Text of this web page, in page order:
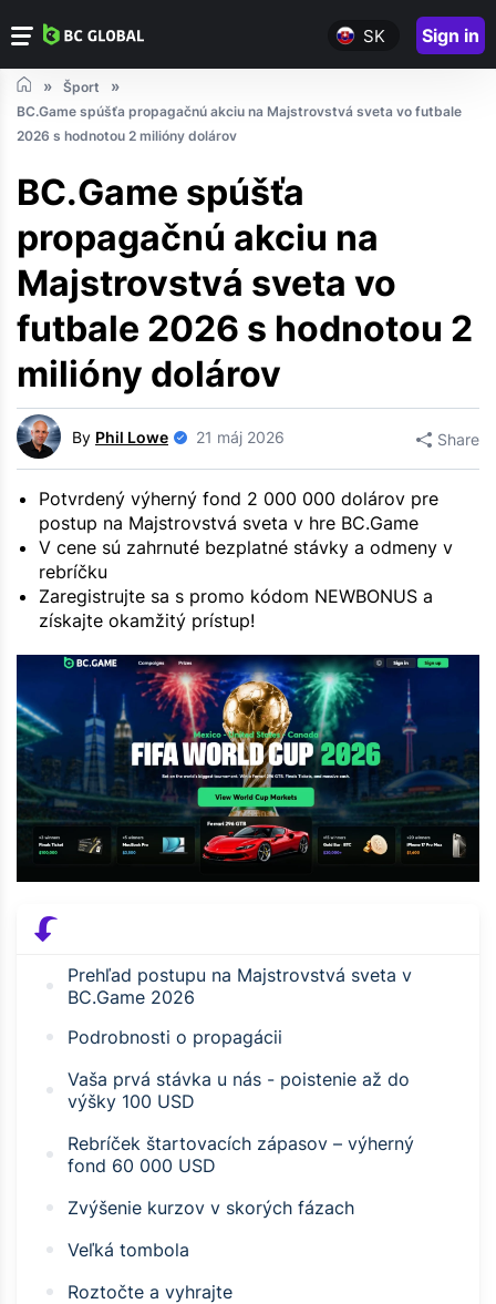
SK Sign in
Šport
BC.Game spúšťa propagačnú akciu na Majstrovstvá sveta vo futbale
2026 s hodnotou 2 milióny dolárov
BC.Game spúšťa
propagačnú akciu na
Majstrovstvá sveta vo
futbale 2026 s hodnotou 2
milióny dolárov
By Phil Lowe 21 máj 2026 Share
Potvrdený výherný fond 2 000 000 dolárov pre
postup na Majstrovstvá sveta v hre BC.Game
V cene sú zahrnuté bezplatné stávky a odmeny v
rebríčku
Zaregistrujte sa s promo kódom NEWBONUS a
získajte okamžitý prístup!
Prehľad postupu na Majstrovstvá sveta v
BC.Game 2026
Podrobnosti o propagácii
Vaša prvá stávka u nás - poistenie až do
výšky 100 USD
Rebríček štartovacích zápasov – výherný
fond 60 000 USD
Zvýšenie kurzov v skorých fázach
Veľká tombola
Roztočte a vyhrajte